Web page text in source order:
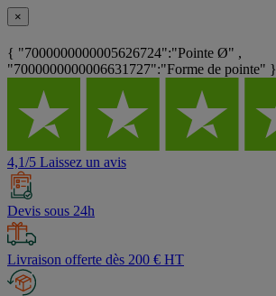
×
{ "7000000000005626724":"Pointe Ø" ,
"7000000000006631727":"Forme de pointe" }
4,1/5 Laissez un avis
Devis sous 24h
Livraison offerte dès 200 € HT